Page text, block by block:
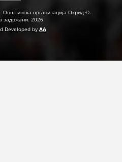
Општинска организација Охрид ©.
задржани. 2026
Developed by AA